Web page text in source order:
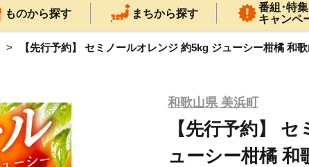
ものから探す まちから探す
番組･特集
キャンペ
【先行予約】 セミノールオレンジ 約5kg ジューシー柑橘 和
和歌山県 美浜町
【先行予約】
ューシー柑橘 和